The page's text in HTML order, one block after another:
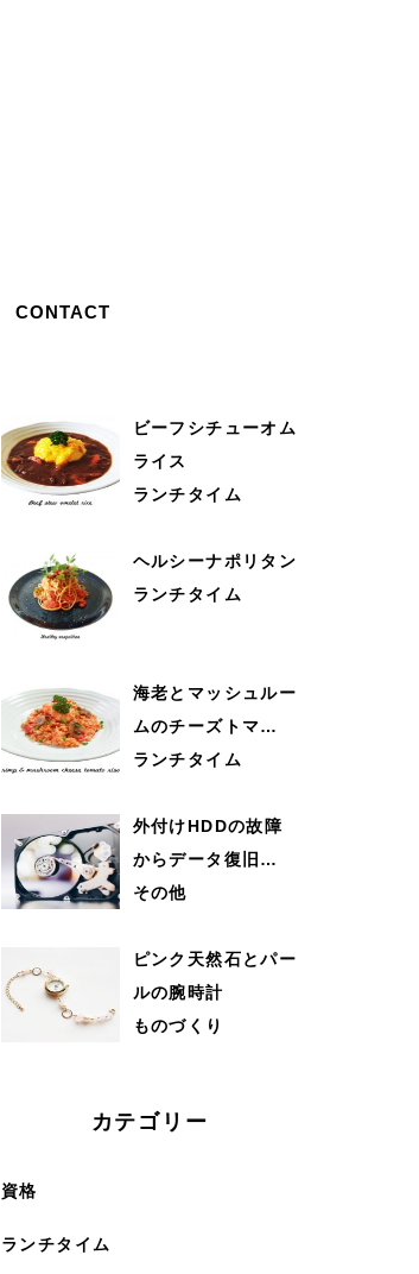
CONTACT
ビーフシチューオム
ライス
ランチタイム
ヘルシーナポリタン
ランチタイム
海老とマッシュルー
ムのチーズトマ…
ランチタイム
外付けHDDの故障
からデータ復旧…
その他
ピンク天然石とパー
ルの腕時計
ものづくり
カテゴリー
資格
ランチタイム